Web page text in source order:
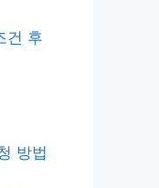
건 후
방법